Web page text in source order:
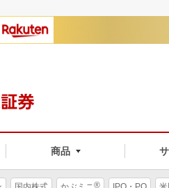
商品
®